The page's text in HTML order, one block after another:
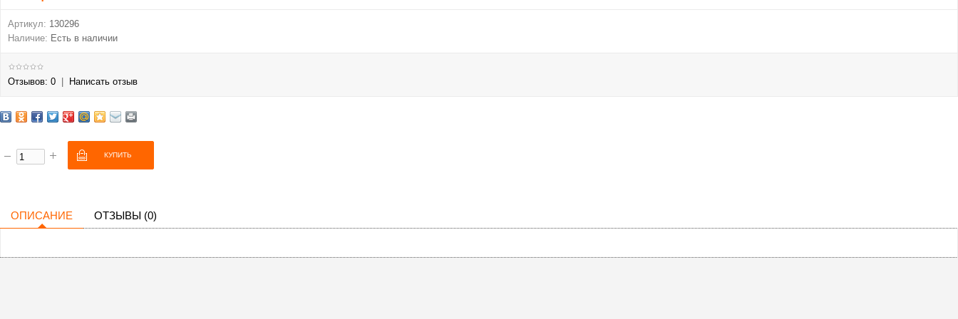
Артикул: 130296
Наличие: Есть в наличии
Отзывов: 0 Написать отзыв
ОПИСАНИЕ ОТЗЫВЫ (0)